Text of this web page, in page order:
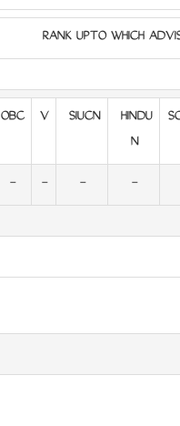
RANK UPTO WHICH
OBC V SIUCN
HINDU
N
- - - -